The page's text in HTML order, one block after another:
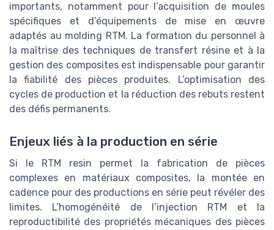
importants, notamment pour l’acquisition de moules
spécifiques et d’équipements de mise en œuvre
adaptés au molding RTM. La formation du personnel à
la maîtrise des techniques de transfert résine et à la
gestion des composites est indispensable pour garantir
la fiabilité des pièces produites. L’optimisation des
cycles de production et la réduction des rebuts restent
des défis permanents.
Enjeux liés à la production en série
Si le RTM resin permet la fabrication de pièces
complexes en matériaux composites, la montée en
cadence pour des productions en série peut révéler des
limites. L’homogénéité de l’injection RTM et la
reproductibilité des propriétés mécaniques des pièces